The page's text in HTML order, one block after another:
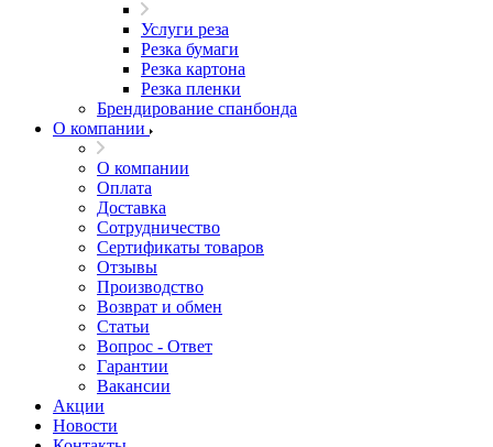
Услуги реза
Резка бумаги
Резка картона
Резка пленки
Брендирование спанбонда
О компании
О компании
Оплата
Доставка
Сотрудничество
Сертификаты товаров
Отзывы
Производство
Возврат и обмен
Статьи
Вопрос - Ответ
Гарантии
Вакансии
Акции
Новости